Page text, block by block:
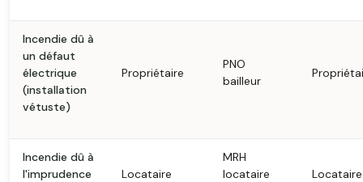
Incendie dû à
un défaut
électrique
(installation
vétuste)
Propriétaire
PNO
bailleur
Incendie dû à
l'imprudence
Locataire
MRH
locataire
Locataire